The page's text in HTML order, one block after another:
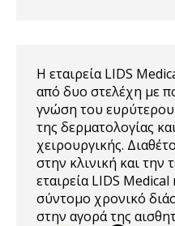
Η εταιρεία LIDS
από δυο στελέχη με
γνώση του
της δερματολογίας
χειρουργικής.
στην κλινική και την
εταιρεία LIDS
σύντομο χρονικό
στην αγορά της